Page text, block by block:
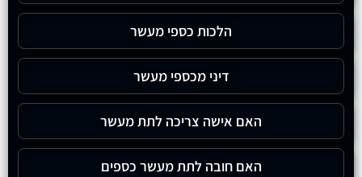
הלכות כספי מעשר
דיני מכספי מעשר
האם אישה צריכה לתת מעשר
האם חובה לתת מעשר כספים